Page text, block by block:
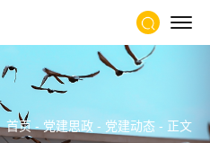
首页- 党建思政 - 党建动态 - 正文